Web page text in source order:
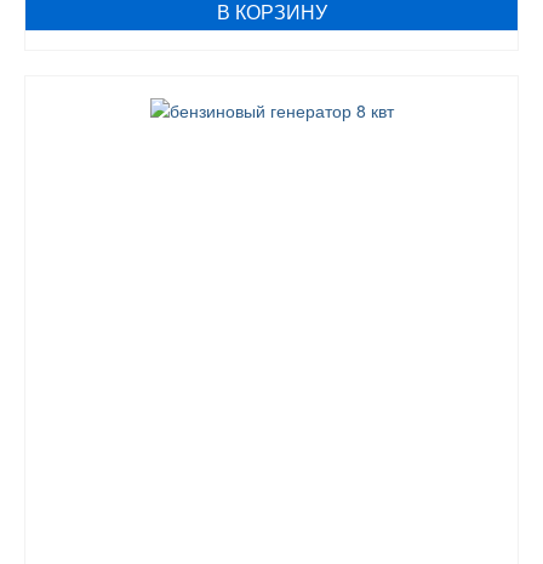
В КОРЗИНУ